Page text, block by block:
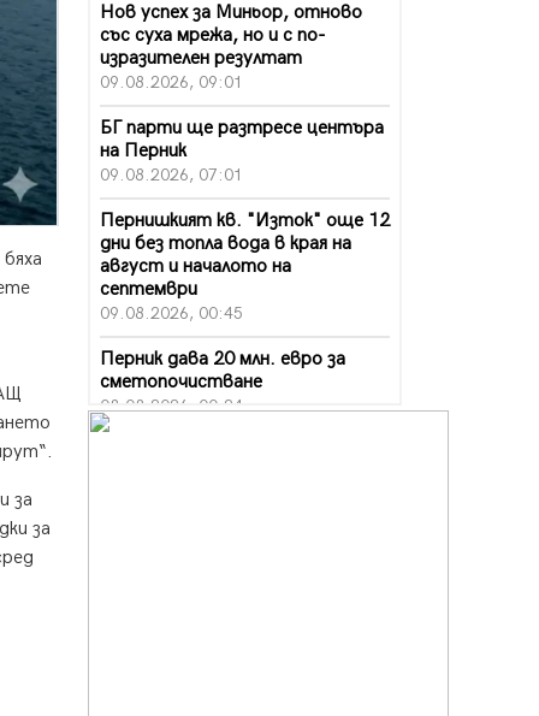
за
за
Нов успех за Миньор, отново
със суха мрежа, но и с по-
изразителен резултат
09.08.2026, 09:01
БГ парти ще разтресе центъра
на Перник
09.08.2026, 07:01
Пернишкият кв. "Изток" още 12
дни без топла вода в края на
август и началото на
септември
09.08.2026, 00:45
Перник дава 20 млн. евро за
сметопочистване
08.08.2026, 00:24